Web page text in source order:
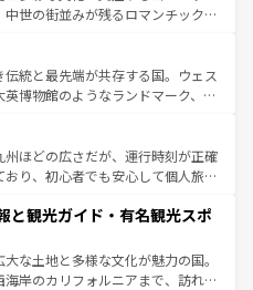
スコ無形文化遺産にも登録されて
ど、多彩な楽しみ方が可能だ。さ
にも魅力が溢れており、どの街角に
づいている。パリ以外の個性あふ
世の街並みが残るロマンチック街
を歩いても飽きることがない。ベ
イエルン州のアルプスの絶景、そ
イン畑といった風景は必見。ビール
してほしい。 なお、新着の
ツ一覧を参照してほしい。
統と最先端が共存する国。ウェス
英博物館のようなランドマーク、歴
ある。また、優雅なアフタヌーン
はたまらない英国パブ、サッカー観
できる体験も豊富。イギリスを旅
しい。
州ほどの広さだが、運行時刻が正確
り、初心者でも安心して個人旅行
や、スイスならではのユニークな
観光だけでなく町歩きも満喫する
得が高いため物価も高いが、旅行
サービスもあり、うまく活用すれ
と観光ガイド・有名観光スポ
な土地と多様な文化が魅力の国。
岸のカリフォルニアまで、訪れる